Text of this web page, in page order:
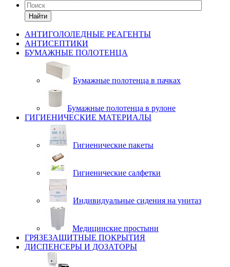
Найти
АНТИГОЛОЛЕДНЫЕ РЕАГЕНТЫ
АНТИСЕПТИКИ
БУМАЖНЫЕ ПОЛОТЕНЦА
Бумажные полотенца в пачках
Бумажные полотенца в рулоне
ГИГИЕНИЧЕСКИЕ МАТЕРИАЛЫ
Гигиенические пакеты
Гигиенические салфетки
Индивидуальные сидения на унитаз
Медицинские простыни
ГРЯЗЕЗАЩИТНЫЕ ПОКРЫТИЯ
ДИСПЕНСЕРЫ И ДОЗАТОРЫ